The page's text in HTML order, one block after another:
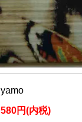
yamo
580円(内税)